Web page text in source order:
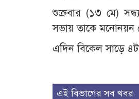
শুক্রবার (১৩ মে)
সভায় তাকে মনোনয়ন
এদিন বিকেল সাড়ে
এই বিভাগের সব খবর